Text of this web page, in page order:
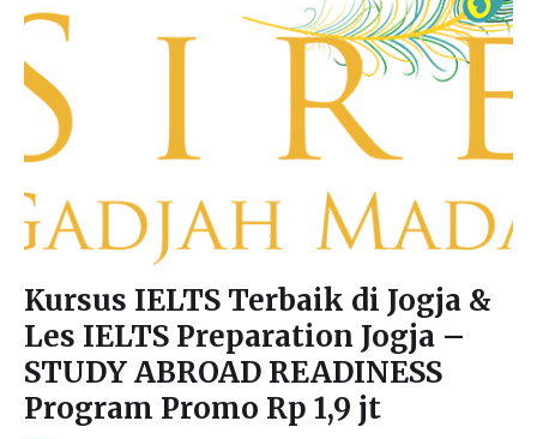
Kursus IELTS Terbaik di Jogja &
Les IELTS Preparation Jogja –
STUDY ABROAD READINESS
Program Promo Rp 1,9 jt